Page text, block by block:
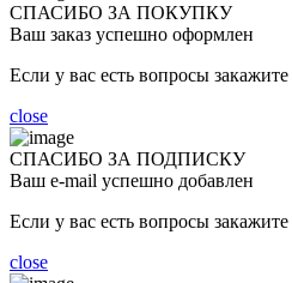
СПАСИБО ЗА ПОКУПКУ
Ваш заказ успешно оформлен
Если у вас есть вопросы закажите
close
СПАСИБО ЗА ПОДПИСКУ
Ваш e-mail успешно добавлен
Если у вас есть вопросы закажите
close